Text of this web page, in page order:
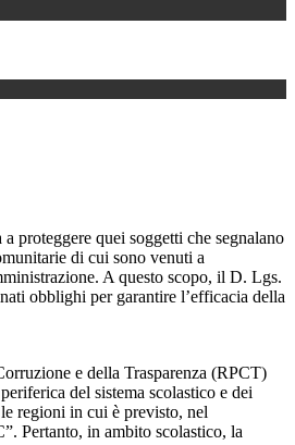
proteggere quei soggetti che segnalano
di cui sono venuti a
A questo scopo, il D. Lgs.
obblighi per garantire l’efficacia della
e della Trasparenza (RPCT)
del sistema scolastico e dei
regioni in cui è previsto, nel
Pertanto, in ambito scolastico, la